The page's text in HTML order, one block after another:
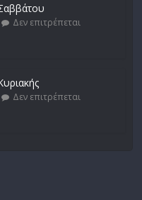
Δεν επιτρέπεται
Δεν επιτρέπεται